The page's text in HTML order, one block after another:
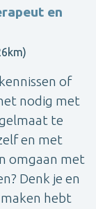
en
of
nodig met
te
en met
omgaan met
Denk je en
hebt